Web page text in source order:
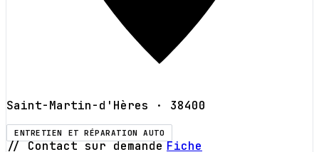
Saint-Martin-d'Hères · 38400
ENTRETIEN ET RÉPARATION AUTO
// Contact sur demande Fiche